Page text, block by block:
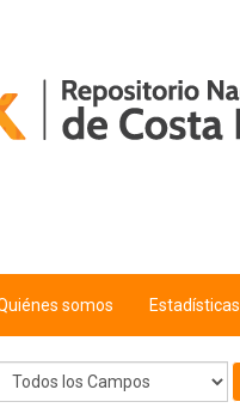
somos Estadísticas